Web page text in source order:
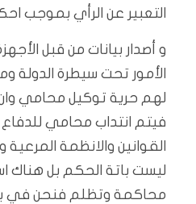
التعبير عن الرأي بموجب احكام
و أصدار بيانات من قبل
الأمور تحت سيطرة الدولة
لهم حرية توكيل محامي
فيتم انتداب محامي
القوانين والانظمة المرعية
ليست باتة الحكم بل هناك
محاكمة وتظلم فنحن في